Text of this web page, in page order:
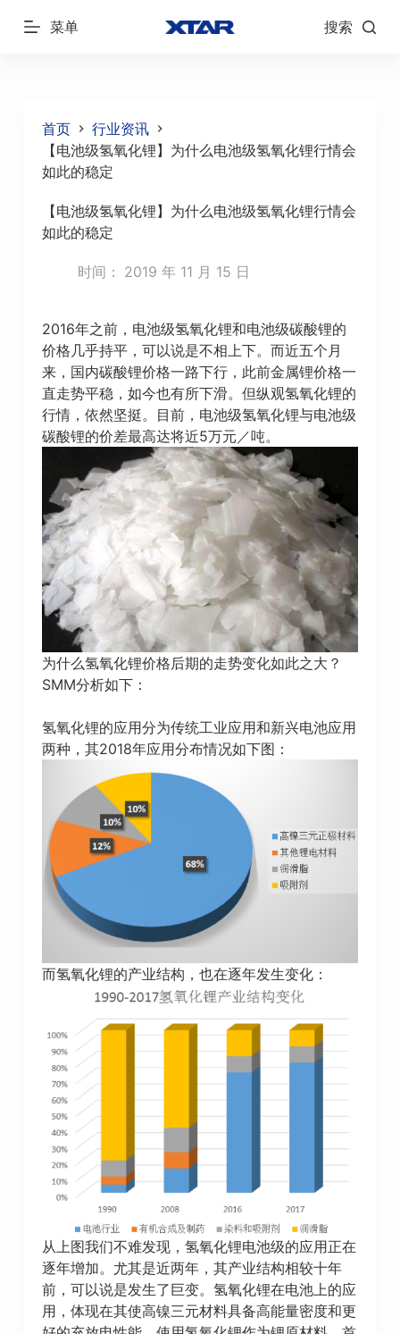
跳
菜单 搜索
首页
行业资讯
【电池级氢氧化锂】为什么电池级氢氧化锂行情会
如此的稳定
【电池级氢氧化锂】为什么电池级氢氧化锂行情会
如此的稳定
时间： 2019 年 11 月 15 日
2016年之前，电池级氢氧化锂和电池级碳酸锂的
价格几乎持平，可以说是不相上下。而近五个月
来，国内碳酸锂价格一路下行，此前金属锂价格一
直走势平稳，如今也有所下滑。但纵观氢氧化锂的
行情，依然坚挺。目前，电池级氢氧化锂与电池级
碳酸锂的价差最高达将近5万元／吨。
为什么氢氧化锂价格后期的走势变化如此之大？
SMM分析如下：
氢氧化锂的应用分为传统工业应用和新兴电池应用
两种，其2018年应用分布情况如下图：
而氢氧化锂的产业结构，也在逐年发生变化：
从上图我们不难发现，氢氧化锂电池级的应用正在
逐年增加。尤其是近两年，其产业结构相较十年
前，可以说是发生了巨变。氢氧化锂在电池上的应
用，体现在其使高镍三元材料具备高能量密度和更